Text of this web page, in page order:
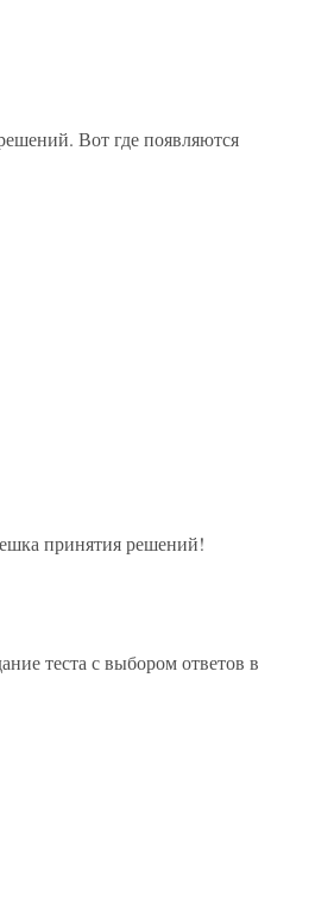
Вот где появляются
принятия решений!
теста с выбором ответов в